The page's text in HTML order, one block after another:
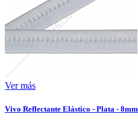
Ver más
Vivo Reflectante Elástico - Plata - 8mm